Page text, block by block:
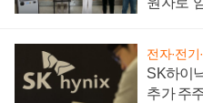
전자·전기
SK하이
추가 주